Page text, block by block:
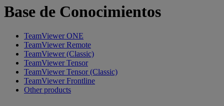
Base de Conocimientos
TeamViewer ONE
TeamViewer Remote
TeamViewer (Classic)
TeamViewer Tensor
TeamViewer Tensor (Classic)
TeamViewer Frontline
Other products